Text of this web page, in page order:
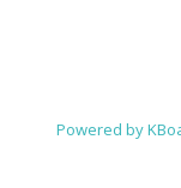
Powered by